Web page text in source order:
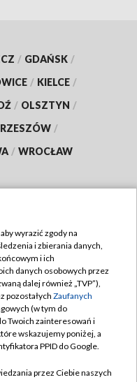
/ GDAŃSK /
/ KIELCE /
/ OLSZTYN /
RZESZÓW /
/ WROCŁAW
wyrazić zgody na
i zbierania danych,
i ich
danych osobowych przez
dalej również „TVP”),
pozostałych Zaufanych
(w tym do
Twoich zainteresowań i
wskazujemy poniżej, a
PPID do Google.
przez Ciebie naszych